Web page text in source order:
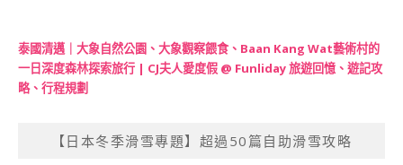
泰國清邁｜大象自然公園、大象觀察餵食、Baan Kang Wat藝術村的
一日深度森林探索旅行 | CJ夫人愛度假 @ Funliday 旅遊回憶、遊記攻
略、行程規劃
【日本冬季滑雪專題】超過50篇自助滑雪攻略